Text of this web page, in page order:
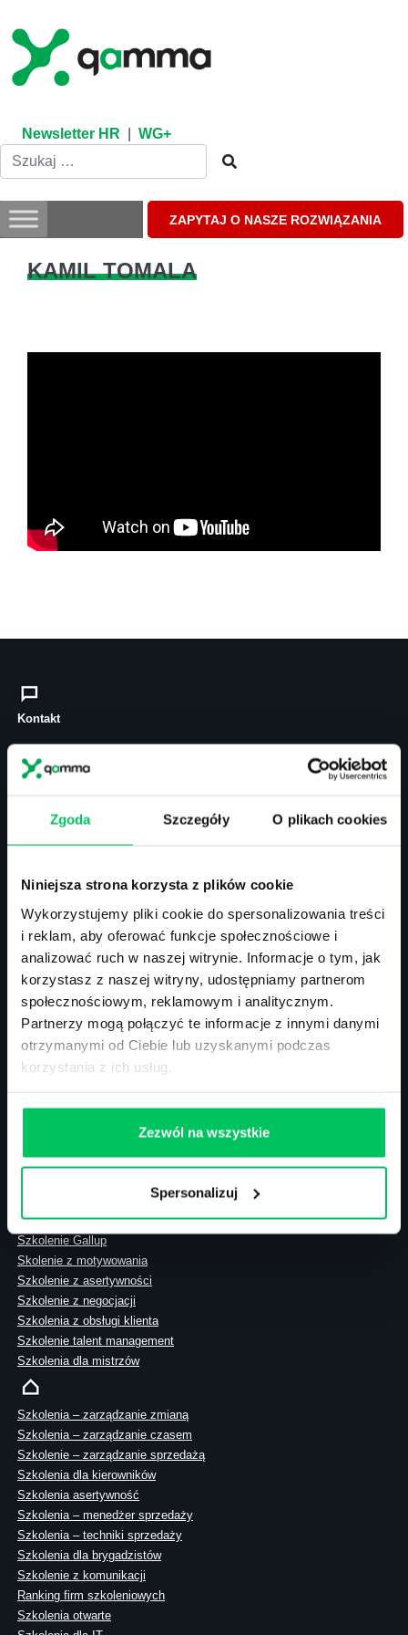
Zgoda Szczegóły O plikach cookies
Niniejsza strona korzysta z plików cookie
Wykorzystujemy pliki cookie do spersonalizowania treści
i reklam, aby oferować funkcje społecznościowe i
analizować ruch w naszej witrynie. Informacje o tym, jak
korzystasz z naszej witryny, udostępniamy partnerom
społecznościowym, reklamowym i analitycznym.
Partnerzy mogą połączyć te informacje z innymi danymi
otrzymanymi od Ciebie lub uzyskanymi podczas
korzystania z ich usług.
Zezwól na wszystkie
Spersonalizuj
content
Newsletter HR WG+
ZAPYTAJ O NASZE ROZWIĄZANIA
KAMIL TOMALA
Kontakt
tel.: 505 273 550
00-394 Warszawa
NIP: 113-26-90-108
Szkolenia zamknięte
Szkolenia menedżerskie
Szkolenia sprzedażowe
Szkolenia – efektywność osobista
Szkolenia – zarządzanie projektami
Terminarz szkoleń miękkich
Szkolenie z zarządzania zespołem
Akademia menadżera
Szkolenie Gallup
Skolenie z motywowania
Szkolenie z asertywności
Szkolenie z negocjacji
Szkolenia z obsługi klienta
Szkolenie talent management
Szkolenia dla mistrzów
Szkolenia – zarządzanie zmianą
Szkolenia – zarządzanie czasem
Szkolenie – zarządzanie sprzedażą
Szkolenia dla kierowników
Szkolenia asertywność
Szkolenia – menedżer sprzedaży
Szkolenia – techniki sprzedaży
Szkolenia dla brygadzistów
Szkolenie z komunikacji
Ranking firm szkoleniowych
Szkolenia otwarte